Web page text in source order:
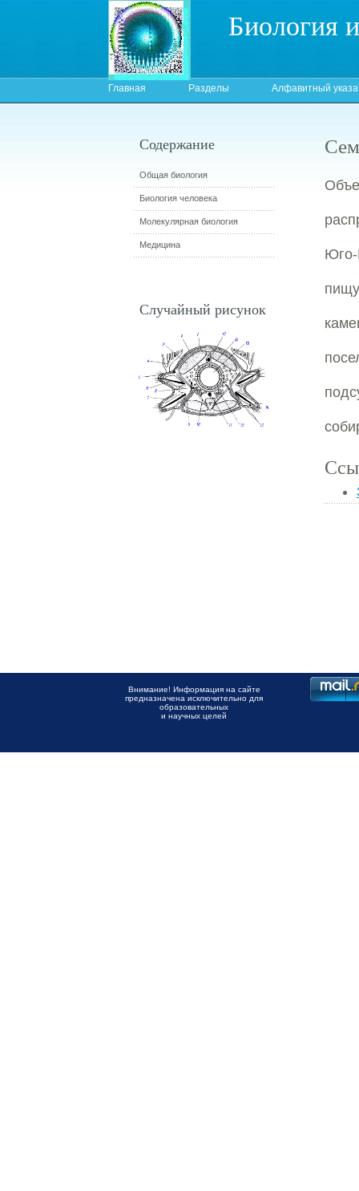
Биология
Главная Разделы Алфавитный
Содержание
Общая биология
Биология человека
Молекулярная биология
Медицина
Случайный рисунок
Внимание! Информация на сайте
предназначена исключительно для
образовательных
и научных целей